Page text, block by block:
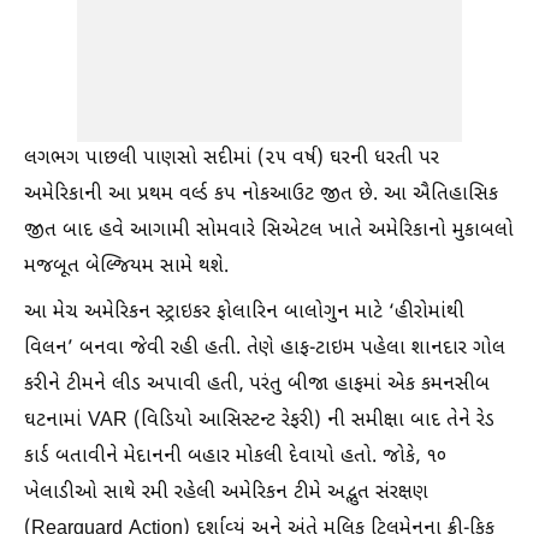
લગભગ પાછલી પાણસો સદીમાં (૨૫ વર્ષ) ઘરની ધરતી પર
અમેરિકાની આ પ્રથમ વર્લ્ડ કપ નોકઆઉટ જીત છે. આ ઐતિહાસિક
જીત બાદ હવે આગામી સોમવારે સિએટલ ખાતે અમેરિકાનો મુકાબલો
મજબૂત બેલ્જિયમ સામે થશે.
આ મેચ અમેરિકન સ્ટ્રાઇકર ફોલારિન બાલોગુન માટે ‘હીરોમાંથી
વિલન’ બનવા જેવી રહી હતી. તેણે હાફ-ટાઇમ પહેલા શાનદાર ગોલ
કરીને ટીમને લીડ અપાવી હતી, પરંતુ બીજા હાફમાં એક કમનસીબ
ઘટનામાં VAR (વિડિયો આસિસ્ટન્ટ રેફરી) ની સમીક્ષા બાદ તેને રેડ
કાર્ડ બતાવીને મેદાનની બહાર મોકલી દેવાયો હતો. જોકે, ૧૦
ખેલાડીઓ સાથે રમી રહેલી અમેરિકન ટીમે અદ્ભુત સંરક્ષણ